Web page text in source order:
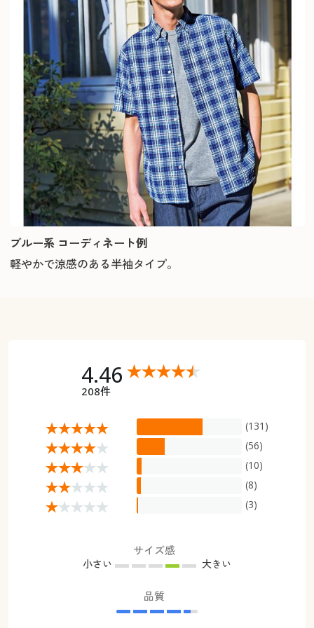
ブルー系 コーディネート例
軽やかで涼感のある半袖タイプ。
4.46
208件
(131)
(56)
(10)
(8)
(3)
サイズ感
小さい 大きい
品質